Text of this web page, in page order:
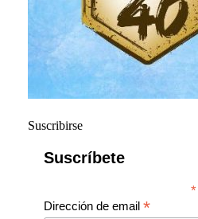
Suscribirse
Suscríbete
*
Dirección de email *